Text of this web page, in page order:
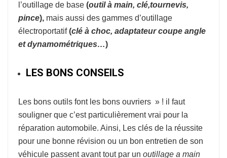
l’outillage de base (outil à main, clé,tournevis,
pince), mais aussi des gammes d’outillage
électroportatif (clé à choc, adaptateur coupe angle
et dynamométriques…)
LES BONS CONSEILS
Les bons outils font les bons ouvriers » ! il faut
souligner que c’est particulièrement vrai pour la
réparation automobile. Ainsi, Les clés de la réussite
pour une bonne révision ou un bon entretien de son
véhicule passent avant tout par un outillage a main